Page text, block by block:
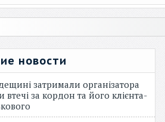
новости
затримали організатора
втечі за кордон та його клієнта-